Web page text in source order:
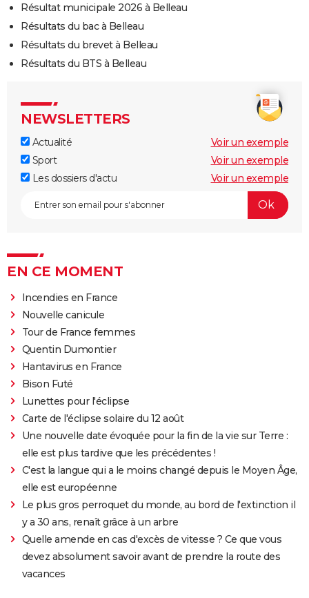
Résultat municipale 2026 à Belleau
Résultats du bac à Belleau
Résultats du brevet à Belleau
Résultats du BTS à Belleau
NEWSLETTERS
Actualité
Voir un exemple
Sport
Voir un exemple
Les dossiers d'actu
Voir un exemple
EN CE MOMENT
Incendies en France
Nouvelle canicule
Tour de France femmes
Quentin Dumontier
Hantavirus en France
Bison Futé
Lunettes pour l'éclipse
Carte de l'éclipse solaire du 12 août
Une nouvelle date évoquée pour la fin de la vie sur Terre :
elle est plus tardive que les précédentes !
C'est la langue qui a le moins changé depuis le Moyen Âge,
elle est européenne
Le plus gros perroquet du monde, au bord de l'extinction il
y a 30 ans, renaît grâce à un arbre
Quelle amende en cas d'excès de vitesse ? Ce que vous
devez absolument savoir avant de prendre la route des
vacances